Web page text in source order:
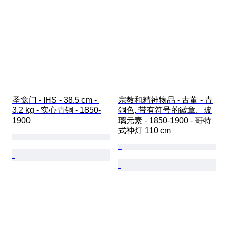
圣龛门 - IHS - 38.5 cm -
3.2 kg - 实心青铜 - 1850-
1900
宗教和精神物品 - 古董 - 青
銅色, 带有符号的徽章、玻
璃元素 - 1850-1900 - 哥特
式神灯 110 cm